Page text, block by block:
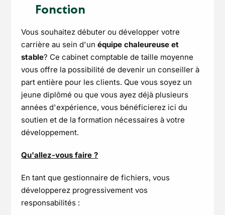
Fonction
Vous souhaitez débuter ou développer votre
carrière au sein d'unéquipe chaleureuse et
stable? Ce cabinet comptable de taille moyenne
vous offre la possibilité de devenir un conseiller à
part entière pour les clients. Que vous soyez un
jeune diplômé ou que vous ayez déjà plusieurs
années d'expérience, vous bénéficierez ici du
soutien et de la formation nécessaires à votre
développement.
Qu'allez-vous faire ?
En tant que gestionnaire de fichiers, vous
développerez progressivement vos
responsabilités :